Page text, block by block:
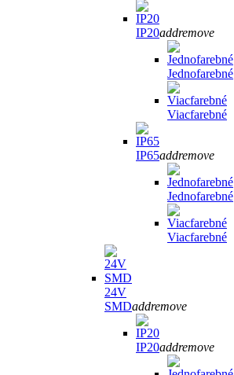
IP20addremove
Jednofarebné
Viacfarebné
IP65addremove
Jednofarebné
Viacfarebné
24V
SMDaddremove
IP20addremove